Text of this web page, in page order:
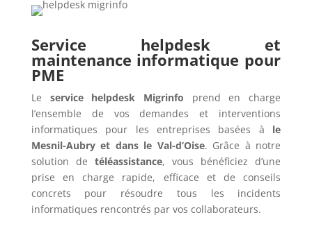
Service helpdesk et
maintenance informatique pour
PME
Le service helpdesk Migrinfo prend en charge
l’ensemble de vos demandes et interventions
informatiques pour les entreprises basées à le
Mesnil-Aubry et dans le Val-d’Oise. Grâce à notre
solution de téléassistance, vous bénéficiez d’une
prise en charge rapide, efficace et de conseils
concrets pour résoudre tous les incidents
informatiques rencontrés par vos collaborateurs.